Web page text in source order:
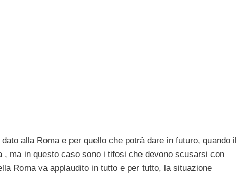
alla Roma e per quello che potrà dare in futuro, quando
ma in questo caso sono i tifosi che devono scusarsi con
Roma va applaudito in tutto e per tutto, la situazione